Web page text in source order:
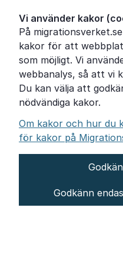
Vi använder kakor
På
kakor för att
som möjligt. Vi
webbanalys, så att vi
Du kan välja att
nödvändiga kakor.
Om kakor och hur du
för kakor på
Godkänn
Ordförklaringar
Om Migrationsverket
Pressrum
Other languages
Behandling av